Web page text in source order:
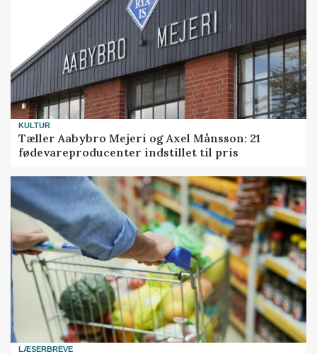
KULTUR
Tæller Aabybro Mejeri og Axel Månsson: 21
fødevareproducenter indstillet til pris
LÆSERBREVE